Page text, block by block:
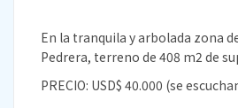
En la tranquila y arbolada zona
Pedrera, terreno de 408 m2 de
PRECIO: USD$ 40.000 (se